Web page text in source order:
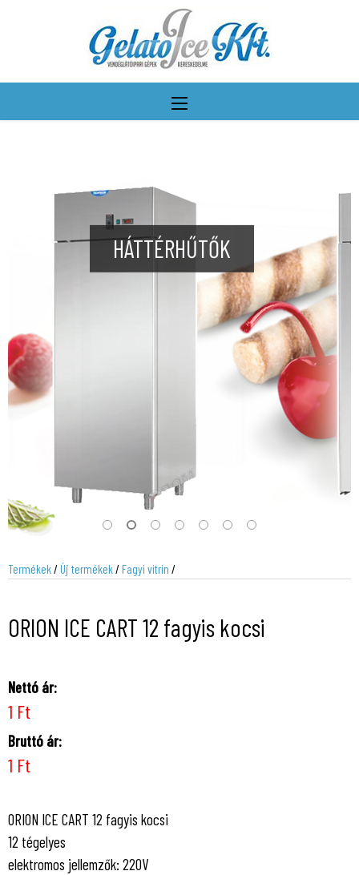
HÁTTÉRHŰTŐK
További részletek
Termékek/Új termékek/Fagyi vitrin /
ORION ICE CART 12 fagyis kocsi
Nettó ár:
1 Ft
Bruttó ár:
1 Ft
ORION ICE CART 12 fagyis kocsi
12 tégelyes
elektromos jellemzők: 220V